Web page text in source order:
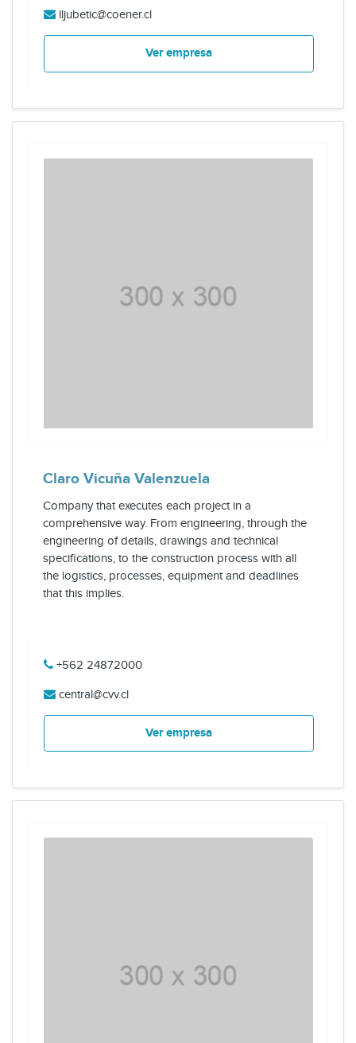
lljubetic@coener.cl
Ver empresa
Claro Vicuña Valenzuela
Company that executes each project in a
comprehensive way. From engineering, through the
engineering of details, drawings and technical
specifications, to the construction process with all
the logistics, processes, equipment and deadlines
that this implies.
+562 24872000
central@cvv.cl
Ver empresa